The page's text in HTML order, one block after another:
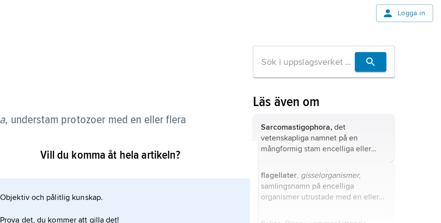
Logga in
, understam protozoer med en eller flera
ensamlevande och kolonibildande former
vara frilevande i söt- eller havsvatten, leva
stor medicinsk och veterinärmedicinsk
är bl.a. arter av släktena
Vill du komma åt hela artikeln?
Objektiv och pålitlig kunskap.
Prova det, du kommer att gilla det!
Läs även om
Sarcomastigophora, det
vetenskapliga namnet på en
mångformig stam encelliga eller
18 000 arter.
flagellater, gisselorganismer,
samlingsnamn på encelliga
organismer utrustade med en eller